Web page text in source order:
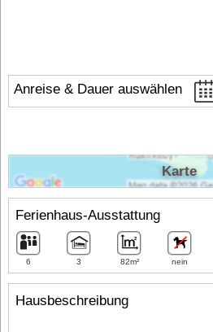
Anreise & Dauer auswählen
Hausbeschreibung
Ferienhaus-Ausstattung
6 3 82m² nein
Karte